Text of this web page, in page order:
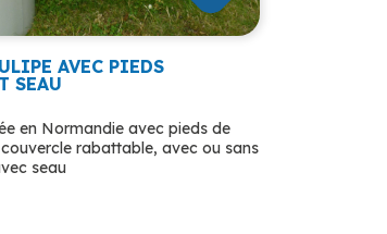
AVEC PIEDS
SEAU
en Normandie avec pieds de
rabattable, avec ou sans
seau